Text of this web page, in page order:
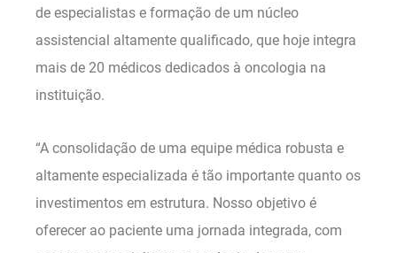
de especialistas e formação de um núcleo
assistencial altamente qualificado, que hoje integra
mais de 20 médicos dedicados à oncologia na
instituição.
“A consolidação de uma equipe médica robusta e
altamente especializada é tão importante quanto os
investimentos em estrutura. Nosso objetivo é
oferecer ao paciente uma jornada integrada, com